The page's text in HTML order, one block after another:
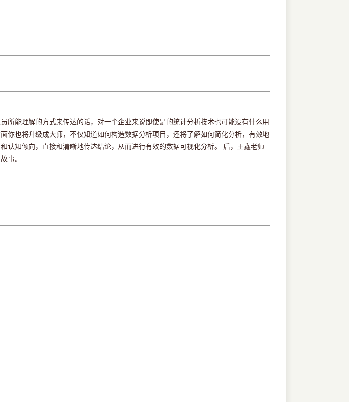
所能理解的方式来传达的话，对一个企业来说即使是的统计分析技术也可能没有什么用
你也将升级成大师，不仅知道如何构造数据分析项目，还将了解如何简化分析，有效地
认知倾向，直接和清晰地传达结论，从而进行有效的数据可视化分析。 后，王鑫老师
事。